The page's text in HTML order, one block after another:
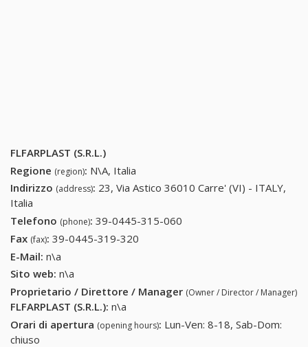
FLFARPLAST (S.R.L.)
Regione (region): N\A, Italia
Indirizzo (address): 23, Via Astico 36010 Carre' (VI) - ITALY,
Italia
Telefono (phone): 39-0445-315-060
Fax (fax): 39-0445-319-320
E-Mail: n\a
Sito web: n\a
Proprietario / Direttore / Manager (Owner / Director / Manager)
FLFARPLAST (S.R.L.): n\a
Orari di apertura (opening hours): Lun-Ven: 8-18, Sab-Dom:
chiuso